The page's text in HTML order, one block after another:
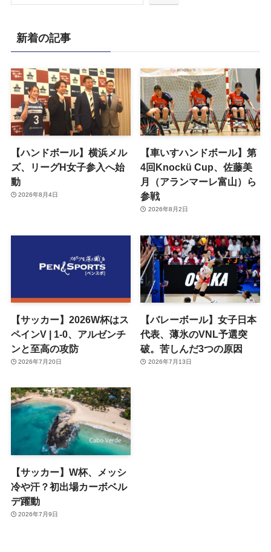
新着の記事
【ハンドボール】横浜メル
ズ、リーグH女子参入へ始
動
2026年8月4日
【車いすハンドボール】第
4回Knockü Cup、佐藤美
月（アランマーレ富山）ら
参戦
2026年8月2日
【サッカー】2026W杯はス
ペインV | 1-0、アルゼンチ
ンと至高の攻防
2026年7月20日
【バレーボール】女子日本
代表、薄氷のVNL予選突
破。苦しんだ3つの原因
2026年7月13日
【サッカー】W杯、メッシ
冷や汗？初出場カーボベル
デ躍動
2026年7月9日